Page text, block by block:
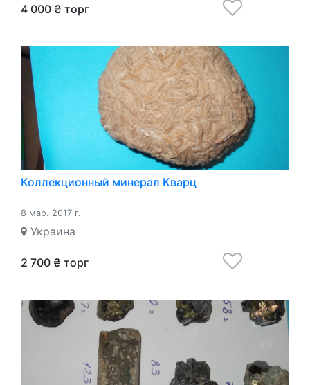
4 000 ₴ торг
Коллекционный минерал Кварц
8 мар. 2017 г.
Украина
2 700 ₴ торг